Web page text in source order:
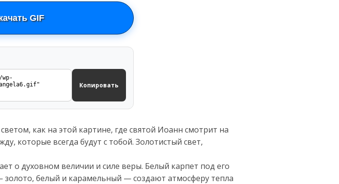
GIF
Копировать
как на этой картине, где святой Иоанн смотрит на
которые всегда будут с тобой. Золотистый свет,
о духовном величии и силе веры. Белый карпет под его
белый и карамельный — создают атмосферу тепла